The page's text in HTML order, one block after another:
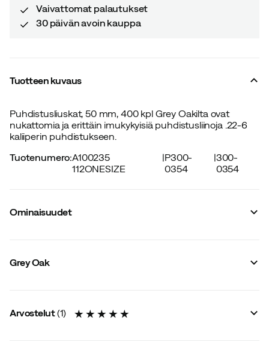
Vaivattomat palautukset
30 päivän avoin kauppa
Tuotteen kuvaus
Puhdistusliuskat, 50 mm, 400 kpl Grey Oakilta ovat
nukattomia ja erittäin imukykyisiä puhdistusliinoja .22-6
kaliiperin puhdistukseen.
Tuotenumero:A100235
112ONESIZE
|P300-
0354
|300-
0354
Ominaisuudet
Koko :OneSize
Grey Oak
Arvostelut (1)